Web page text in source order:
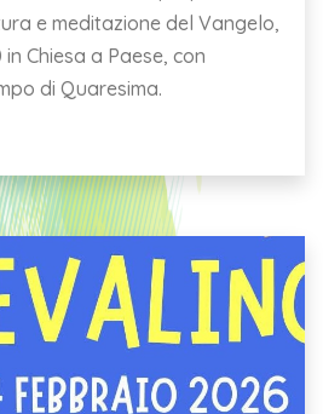
e meditazione del Vangelo,
Chiesa a Paese, con
di Quaresima.